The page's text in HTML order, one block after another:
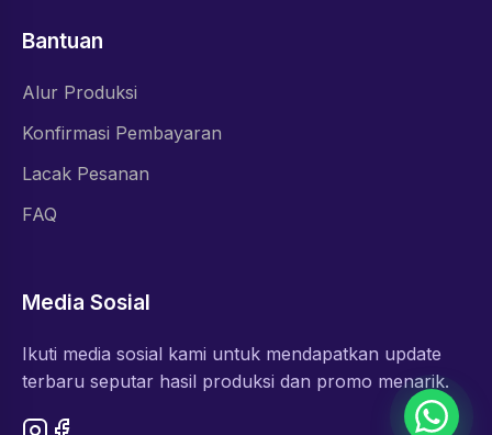
Bantuan
Alur Produksi
Konfirmasi Pembayaran
Lacak Pesanan
FAQ
Media Sosial
Ikuti media sosial kami untuk mendapatkan update
terbaru seputar hasil produksi dan promo menarik.